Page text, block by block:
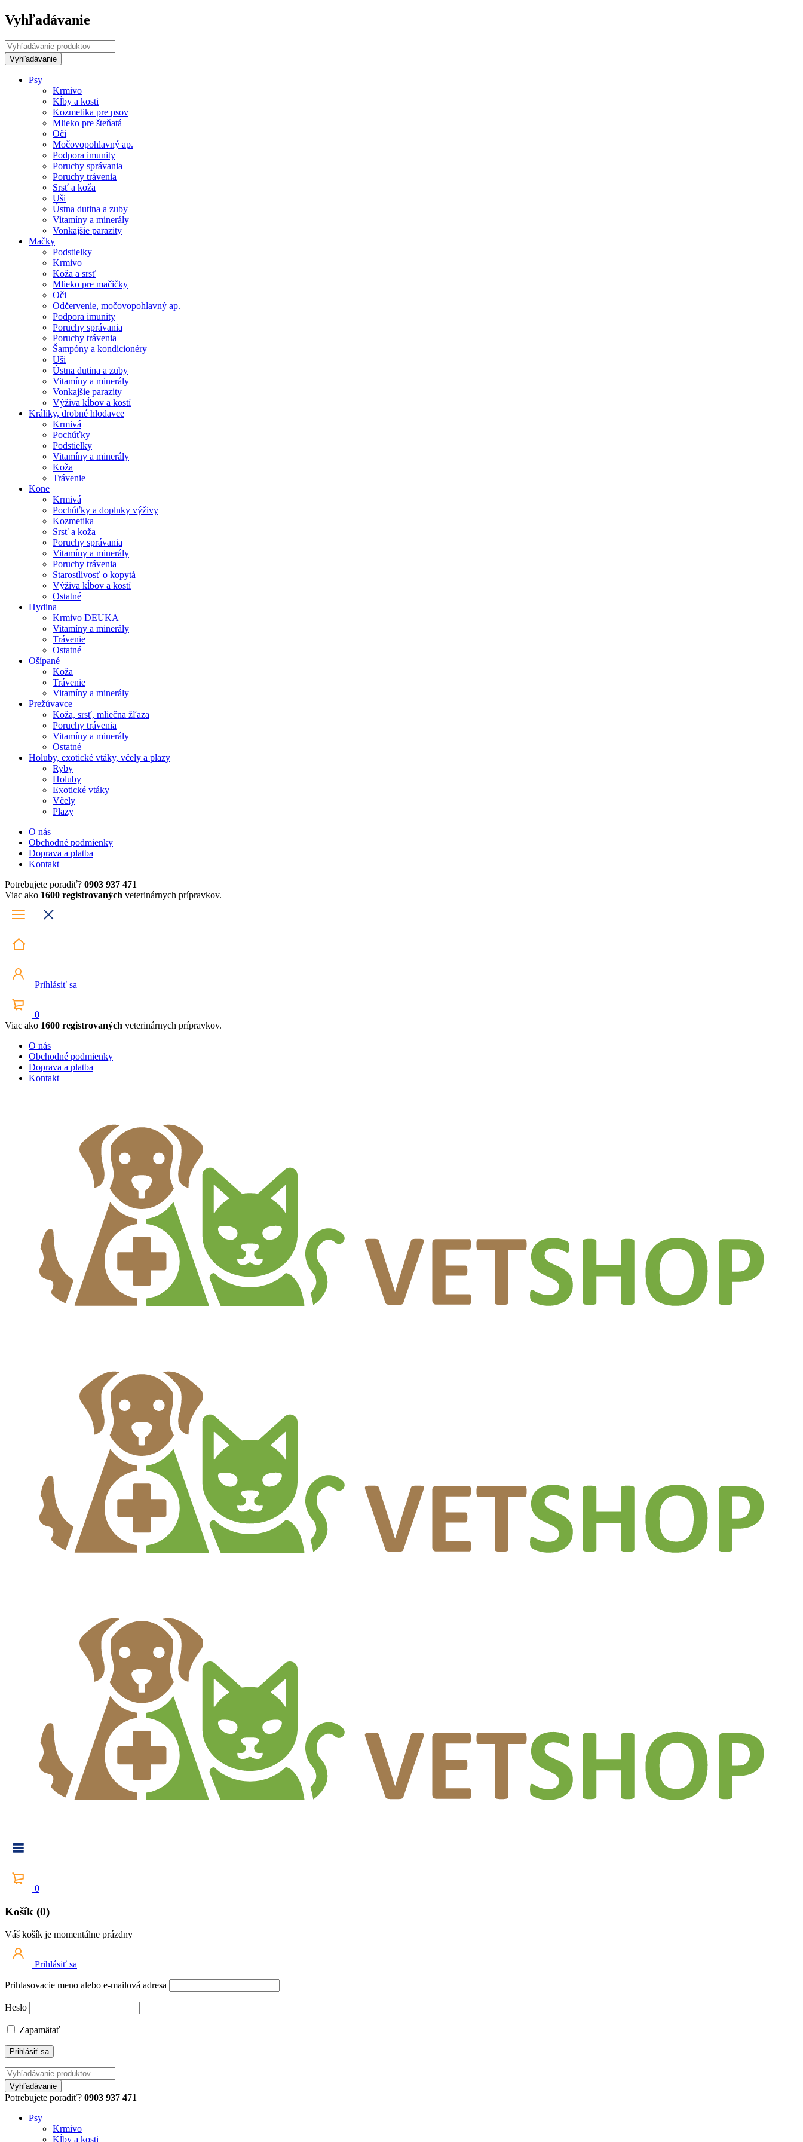
Vyhľadávanie
Psy
Krmivo
Kĺby a kosti
Kozmetika pre psov
Mlieko pre šteňatá
Oči
Močovopohlavný ap.
Podpora imunity
Poruchy správania
Poruchy trávenia
Srsť a koža
Uši
Ústna dutina a zuby
Vitamíny a minerály
Vonkajšie parazity
Mačky
Podstielky
Krmivo
Koža a srsť
Mlieko pre mačičky
Oči
Odčervenie, močovopohlavný ap.
Podpora imunity
Poruchy správania
Poruchy trávenia
Šampóny a kondicionéry
Uši
Ústna dutina a zuby
Vitamíny a minerály
Vonkajšie parazity
Výživa kĺbov a kostí
Králiky, drobné hlodavce
Krmivá
Pochúťky
Podstielky
Vitamíny a minerály
Koža
Trávenie
Kone
Krmivá
Pochúťky a doplnky výživy
Kozmetika
Srsť a koža
Poruchy správania
Vitamíny a minerály
Poruchy trávenia
Starostlivosť o kopytá
Výživa kĺbov a kostí
Ostatné
Hydina
Krmivo DEUKA
Vitamíny a minerály
Trávenie
Ostatné
Ošípané
Koža
Trávenie
Vitamíny a minerály
Prežúvavce
Koža, srsť, mliečna žľaza
Poruchy trávenia
Vitamíny a minerály
Ostatné
Holuby, exotické vtáky, včely a plazy
Ryby
Holuby
Exotické vtáky
Včely
Plazy
O nás
Obchodné podmienky
Doprava a platba
Kontakt
Potrebujete poradiť? 0903 937 471
Viac ako 1600 registrovaných veterinárnych prípravkov.
Prihlásiť sa
0
Viac ako 1600 registrovaných veterinárnych prípravkov.
O nás
Obchodné podmienky
Doprava a platba
Kontakt
0
Košík (0)
Váš košík je momentálne prázdny
Prihlásiť sa
Prihlasovacie meno alebo e-mailová adresa
Heslo
Zapamätať
Potrebujete poradiť? 0903 937 471
Psy
Krmivo
Kĺby a kosti